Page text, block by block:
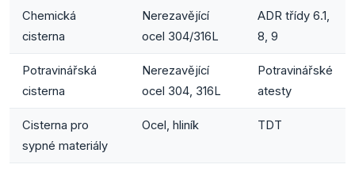
Chemická
cisterna
Nerezavějící
ocel 304/316L
ADR třídy 6.1,
8, 9
Potravinářská
cisterna
Nerezavějící
ocel 304, 316L
Potravinářské
atesty
Cisterna pro
sypné materiály
Ocel, hliník TDT